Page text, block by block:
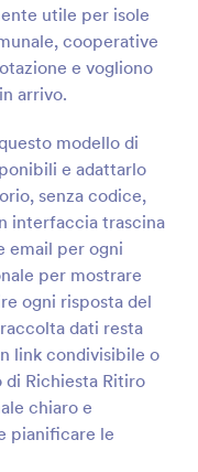
utile per isole
cooperative
e vogliono
arrivo.
modello di
e adattarlo
senza codice,
interfaccia trascina
email per ogni
per mostrare
ogni risposta del
dati resta
link condivisibile o
Richiesta Ritiro
chiaro e
pianificare le
utilizzato da
sviluppo e
edili,